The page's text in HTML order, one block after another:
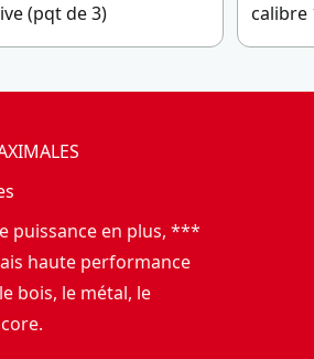
(pqt de 3)
calibre
puissance en plus, ***
haute performance
bois, le métal, le